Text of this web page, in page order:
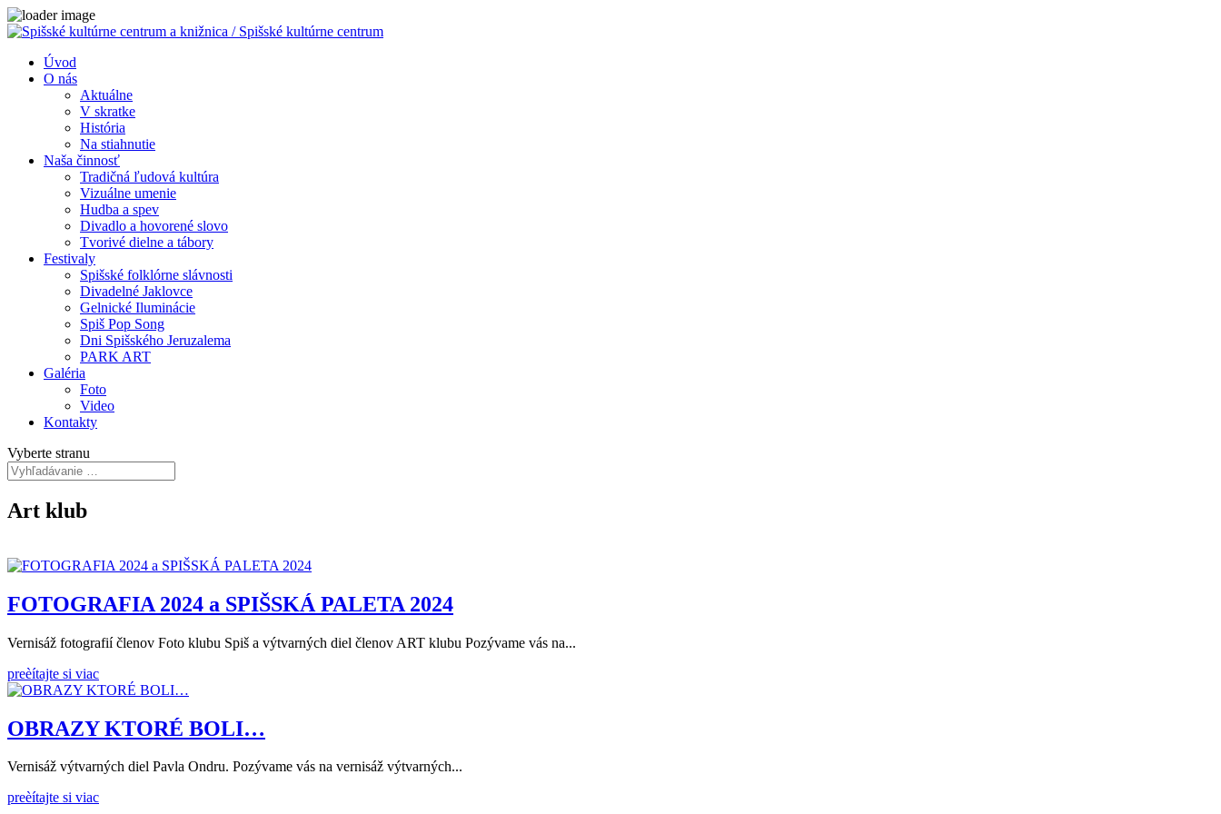
Close
Úvod
O nás
Aktuálne
V skratke
História
Na stiahnutie
Naša činnosť
Tradičná ľudová kultúra
Vizuálne umenie
Hudba a spev
Divadlo a hovorené slovo
Tvorivé dielne a tábory
Festivaly
Spišské folklórne slávnosti
Divadelné Jaklovce
Gelnické Iluminácie
Spiš Pop Song
Dni Spišského Jeruzalema
PARK ART
Galéria
Foto
Video
Kontakty
Vyberte stranu
Art klub
FOTOGRAFIA 2024 a SPIŠSKÁ PALETA 2024
Vernisáž fotografií členov Foto klubu Spiš a výtvarných diel členov ART klubu Pozývame vás na...
preèítajte si viac
OBRAZY KTORÉ BOLI…
Vernisáž výtvarných diel Pavla Ondru. Pozývame vás na vernisáž výtvarných...
preèítajte si viac